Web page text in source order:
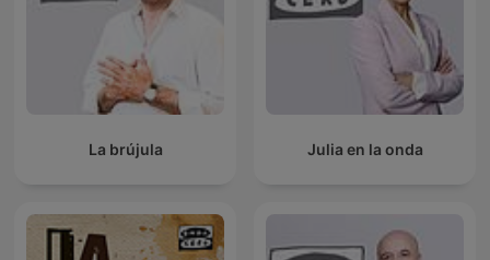
La brújula Julia en la onda